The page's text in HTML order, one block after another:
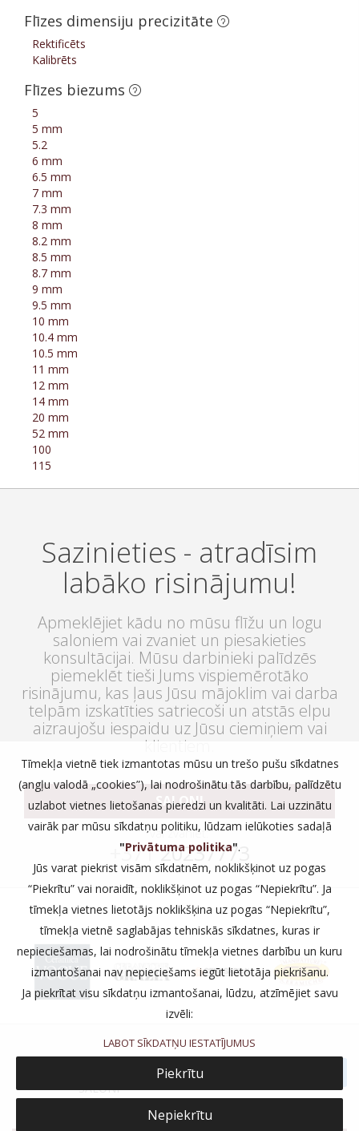
Flīzes dimensiju precizitāte
Rektificēts
Kalibrēts
Flīzes biezums
5
5 mm
5.2
6 mm
6.5 mm
7 mm
7.3 mm
8 mm
8.2 mm
8.5 mm
8.7 mm
9 mm
9.5 mm
10 mm
10.4 mm
10.5 mm
11 mm
12 mm
14 mm
20 mm
52 mm
100
115
Sazinieties - atradīsim
labāko risinājumu!
Apmeklējiet kādu no mūsu flīžu un logu
saloniem vai zvaniet un piesakieties
konsultācijai. Mūsu darbinieki palīdzēs
piemeklēt tieši Jums vispiemērotāko
risinājumu, kas ļaus Jūsu mājoklim vai darba
telpām izskatīties satriecoši un atstās elpu
aizraujošu iespaidu uz Jūsu ciemiņiem vai
klientiem.
SALONI
vai zvaniet:
+37120237773
SALONI
Tīmekļa vietnē tiek izmantotas mūsu un trešo pušu sīkdatnes
(angļu valodā „cookies”), lai nodrošinātu tās darbību, palīdzētu
uzlabot vietnes lietošanas pieredzi un kvalitāti. Lai uzzinātu
vairāk par mūsu sīkdatņu politiku, lūdzam ielūkoties sadaļā
"Privātuma politika".
Jūs varat piekrist visām sīkdatnēm, noklikšķinot uz pogas
“Piekrītu” vai noraidīt, noklikšķinot uz pogas “Nepiekrītu”. Ja
tīmekļa vietnes lietotājs noklikšķina uz pogas “Nepiekrītu”,
tīmekļa vietnē saglabājas tehniskās sīkdatnes, kuras ir
nepieciešamas, lai nodrošinātu tīmekļa vietnes darbību un kuru
izmantošanai nav nepieciešams iegūt lietotāja piekrišanu.
Ja piekrītat visu sīkdatņu izmantošanai, lūdzu, atzīmējiet savu
izvēli:
LABOT SĪKDATŅU IESTATĪJUMUS
Piekrītu
Nepiekrītu